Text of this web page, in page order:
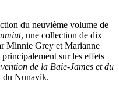
du neuvième volume de
, une collection de dix
Minnie Grey et Marianne
sur les effets
de la Baie-James et du
du Nunavik.